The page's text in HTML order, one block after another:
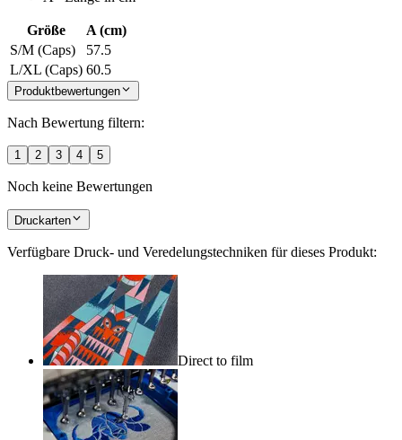
Größe
A (cm)
S/M (Caps)
57.5
L/XL (Caps) 60.5
Produktbewertungen
Nach Bewertung filtern:
1 2 3 4 5
Noch keine Bewertungen
Druckarten
Verfügbare Druck- und Veredelungstechniken für dieses Produkt:
Direct to film